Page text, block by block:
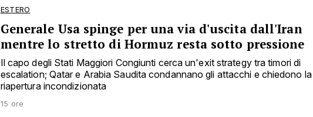
ESTERO
Generale Usa spinge per una via d'uscita dall'Iran
mentre lo stretto di Hormuz resta sotto pressione
Il capo degli Stati Maggiori Congiunti cerca un'exit strategy tra timori di
escalation; Qatar e Arabia Saudita condannano gli attacchi e chiedono la
riapertura incondizionata
15 ore